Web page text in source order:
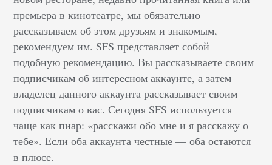
премьера в кинотеатре, мы обязательно
рассказываем об этом друзьям и знакомым,
рекомендуем им. SFS представляет собой
подобную рекомендацию. Вы рассказываете своим
подписчикам об интересном аккаунте, а затем
владелец данного аккаунта рассказывает своим
подписчикам о вас. Сегодня SFS используется
чаще как пиар: «расскажи обо мне и я расскажу о
тебе». Если оба аккаунта честные — оба остаются
в плюсе.